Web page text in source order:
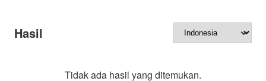
Hasil
Tidak ada hasil yang ditemukan.